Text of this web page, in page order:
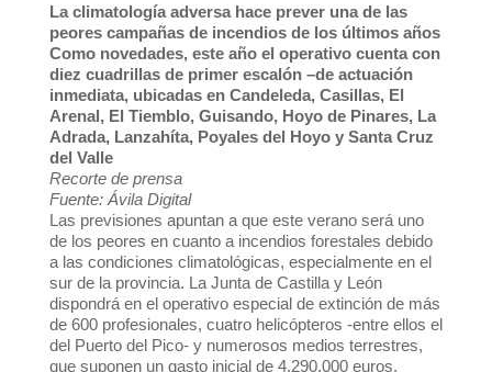
La climatología adversa hace prever una de las
peores campañas de incendios de los últimos años
Como novedades, este año el operativo cuenta con
diez cuadrillas de primer escalón –de actuación
inmediata, ubicadas en Candeleda, Casillas, El
Arenal, El Tiemblo, Guisando, Hoyo de Pinares, La
Adrada, Lanzahíta, Poyales del Hoyo y Santa Cruz
del Valle
Recorte de prensa
Fuente: Ávila Digital
Las previsiones apuntan a que este verano será uno
de los peores en cuanto a incendios forestales debido
a las condiciones climatológicas, especialmente en el
sur de la provincia. La Junta de Castilla y León
dispondrá en el operativo especial de extinción de más
de 600 profesionales, cuatro helicópteros -entre ellos el
del Puerto del Pico- y numerosos medios terrestres,
que suponen un gasto inicial de 4.290.000 euros.